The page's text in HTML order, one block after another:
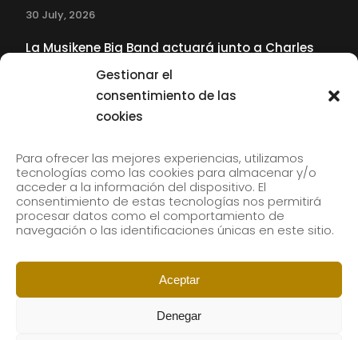
Gestionar el
consentimiento de las
cookies
Para ofrecer las mejores experiencias, utilizamos
tecnologías como las cookies para almacenar y/o
acceder a la información del dispositivo. El
consentimiento de estas tecnologías nos permitirá
procesar datos como el comportamiento de
navegación o las identificaciones únicas en este sitio.
Aceptar
Denegar
30 July, 2026
La Musikene Big Band actuará junto a Charles
Tolliver en el 61 Jazzaldia
Subscribe to our newsletter to receive our news by
email.